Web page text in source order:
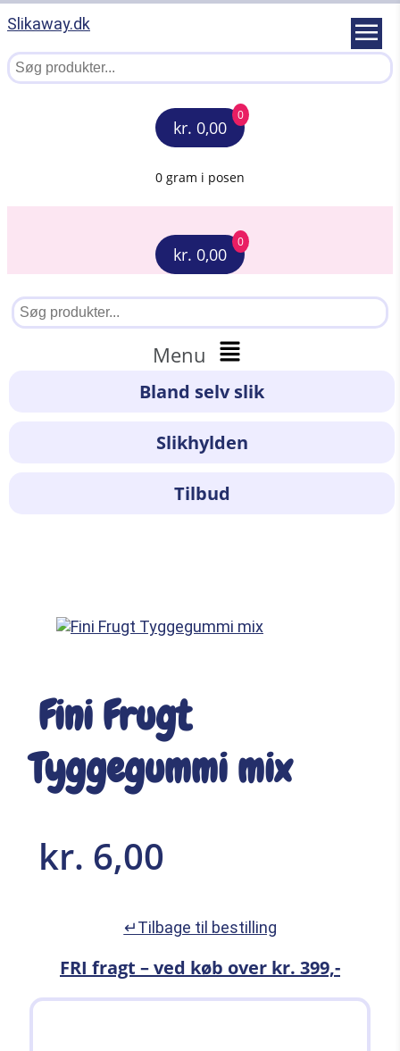
Slikaway.dk
kr. 0,00
0
0 gram i posen
kr. 0,00
0
Menu
Bland selv slik
Slikhylden
Tilbud
Fini Frugt
Tyggegummi mix
kr. 6,00
↵Tilbage til bestilling
FRI fragt – ved køb over kr. 399,-